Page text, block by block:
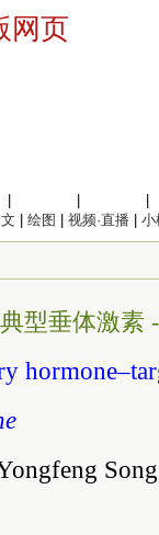
网页
绘图 视频·直播 小
型垂体激素